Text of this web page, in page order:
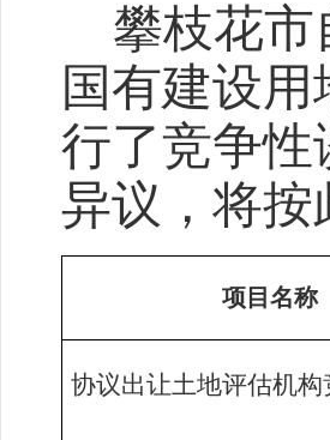
攀枝花
国有建设
行了竞争性
异议，将按
项目名称
协议出让土地评估机构